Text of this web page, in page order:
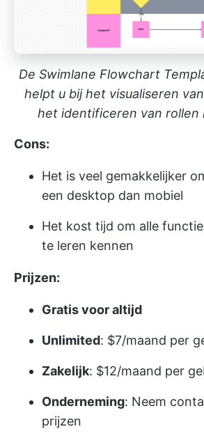
De Swimlane Flowchart
helpt u bij het visualiseren
het identificeren van rollen
Cons:
Het is veel gemakkelijker
een desktop dan mobiel
Het kost tijd om alle
te leren kennen
Prijzen:
Gratis voor altijd
Unlimited: $7/maand per
Zakelijk: $12/maand per
Onderneming: Neem
prijzen